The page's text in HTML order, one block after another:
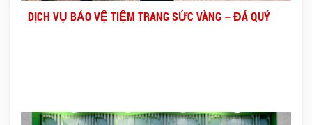
DỊCH VỤ BẢO VỆ TIỆM TRANG SỨC VÀNG – ĐÁ QUÝ